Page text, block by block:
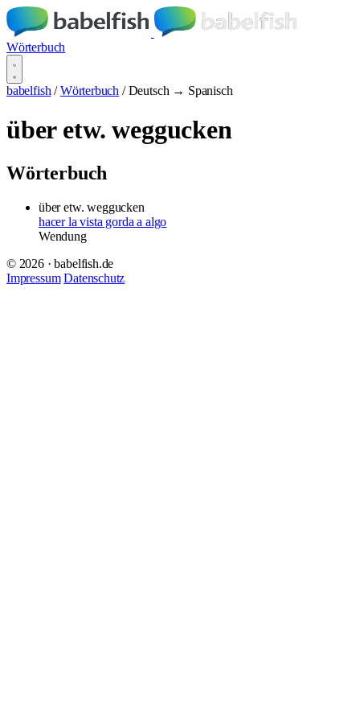
Wörterbuch
babelfish / Wörterbuch / Deutsch → Spanisch
über etw. weggucken
Wörterbuch
über etw. weggucken
hacer la vista gorda a algo
Wendung
© 2026 · babelfish.de
Impressum Datenschutz